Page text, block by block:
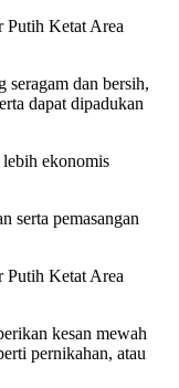
dan bersih,
dapat dipadukan
ekonomis
serta pemasangan
kesan mewah
pernikahan, atau